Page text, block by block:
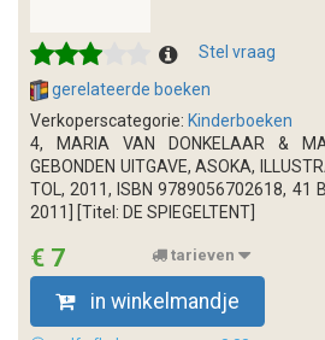
Stel vraag
gerelateerde boeken
Verkoperscategorie: Kinderboeken
4, MARIA VAN DONKELAAR &
GEBONDEN UITGAVE, ASOKA,
TOL, 2011, ISBN 9789056702618, 41
2011] [Titel: DE SPIEGELTENT]
€ 7 tarieven
in winkelmandje